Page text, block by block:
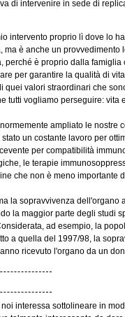
di intervenire in sede di
intervento proprio lì dove lo
è anche un provvedimento
è proprio dalla famiglia
per garantire la qualità di
valori straordinari che
tutti vogliamo perseguire: vita
ampliato le nostre
un costante lavoro per
per compatibilità
le terapie
che non è meno importante
la sopravvivenza dell'organo
la maggior parte degli studi
ad esempio, la
a quella del 1997/98, la
ricevuto l'organo da un
interessa sottolineare in